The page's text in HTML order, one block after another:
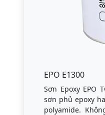
EPO E1300
Sơn Epoxy EPO
sơn phủ epoxy
polyamide.